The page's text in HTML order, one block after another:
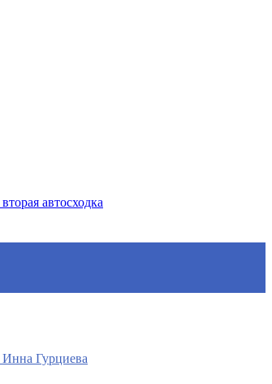
автосходка
Инна Гурциева